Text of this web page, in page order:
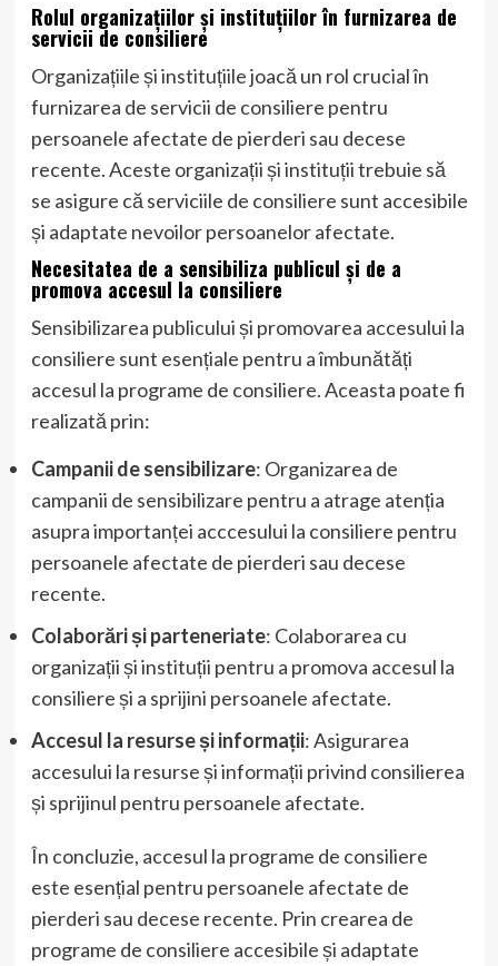
Rolul organizațiilor și instituțiilor în furnizarea de
servicii de consiliere
Organizațiile și instituțiile joacă un rol crucial în
furnizarea de servicii de consiliere pentru
persoanele afectate de pierderi sau decese
recente. Aceste organizații și instituții trebuie să
se asigure că serviciile de consiliere sunt accesibile
și adaptate nevoilor persoanelor afectate.
Necesitatea de a sensibiliza publicul și de a
promova accesul la consiliere
Sensibilizarea publicului și promovarea accesului la
consiliere sunt esențiale pentru a îmbunătăți
accesul la programe de consiliere. Aceasta poate fi
realizată prin:
Campanii de sensibilizare: Organizarea de
campanii de sensibilizare pentru a atrage atenția
asupra importanței acccesului la consiliere pentru
persoanele afectate de pierderi sau decese
recente.
Colaborări și parteneriate: Colaborarea cu
organizații și instituții pentru a promova accesul la
consiliere și a sprijini persoanele afectate.
Accesul la resurse și informații: Asigurarea
accesului la resurse și informații privind consilierea
și sprijinul pentru persoanele afectate.
În concluzie, accesul la programe de consiliere
este esențial pentru persoanele afectate de
pierderi sau decese recente. Prin crearea de
programe de consiliere accesibile și adaptate